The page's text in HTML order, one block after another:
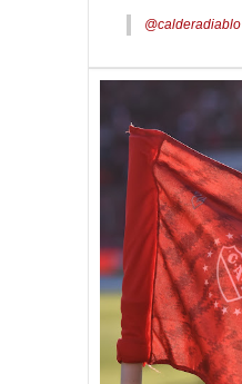
@calderadiablo